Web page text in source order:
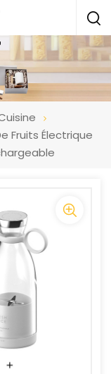
Fruits Électrique